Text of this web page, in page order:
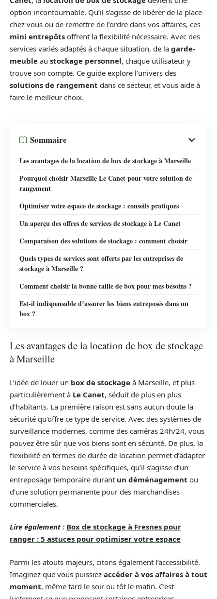
option incontournable. Qu’il s’agisse de libérer de la place
chez vous ou de remettre de l’ordre dans vos affaires, ces
mini entrepôts offrent la flexibilité nécessaire. Avec des
services variés adaptés à chaque situation, de la garde-
meuble au stockage personnel, chaque utilisateur y
trouve son compte. Ce guide explore l’univers des
solutions de rangement dans ce secteur, et vous aide à
faire le meilleur choix.
Sommaire
Les avantages de la location de box de stockage à Marseille
Pourquoi choisir Marseille Le Canet pour votre solution de
rangement
Optimiser votre espace de stockage : conseils pratiques
Un aperçu des offres de services de stockage à Le Canet
Comparaison des solutions de stockage : comment choisir
Quels types de services sont offerts par les entreprises de
stockage à Marseille ?
Comment choisir la bonne taille de box pour mes besoins ?
Est-il indispensable d’assurer les biens entreposés dans un
box ?
Les avantages de la location de box de stockage
à Marseille
L’idée de louer un box de stockage à Marseille, et plus
particulièrement à Le Canet, séduit de plus en plus
d’habitants. La première raison est sans aucun doute la
sécurité qu’offre ce type de service. Avec des systèmes de
surveillance modernes, comme des caméras 24h/24, vous
pouvez être sûr que vos biens sont en sécurité. De plus, la
flexibilité en termes de durée de location permet d’adapter
le service à vos besoins spécifiques, qu’il s’agisse d’un
entreposage temporaire durant un déménagement ou
d’une solution permanente pour des marchandises
commerciales.
Lire également : Box de stockage à Fresnes pour
ranger : 5 astuces pour optimiser votre espace
Parmi les atouts majeurs, citons également l’accessibilité.
Imaginez que vous puissiez accéder à vos affaires à tout
moment, même tard le soir ou tôt le matin. C’est